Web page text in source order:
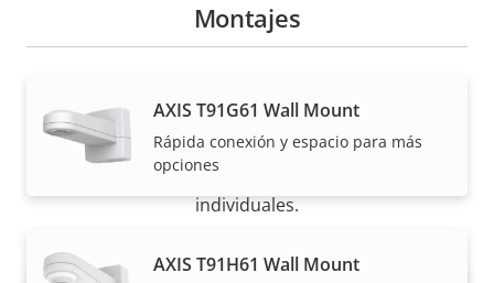
Montajes
AXIS T91G61 Wall Mount
Rápida conexión y espacio para más
opciones
AXIS T91H61 Wall Mount
Cómo comprar
Nuestros socios fiables venden e instalan de forma
experta las soluciones Axis y los productos
individuales.